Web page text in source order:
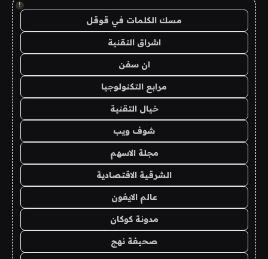
!
مسك الكلمات في قوقل
اشراق التقنية
ان سفن
مرابع التكنولوجيا
خيال التقنية
شوف ويب
مجلة الاسهم
الشرقية الاقتصادية
عالم الايفون
مدونة كوكان
صحيفة نهج